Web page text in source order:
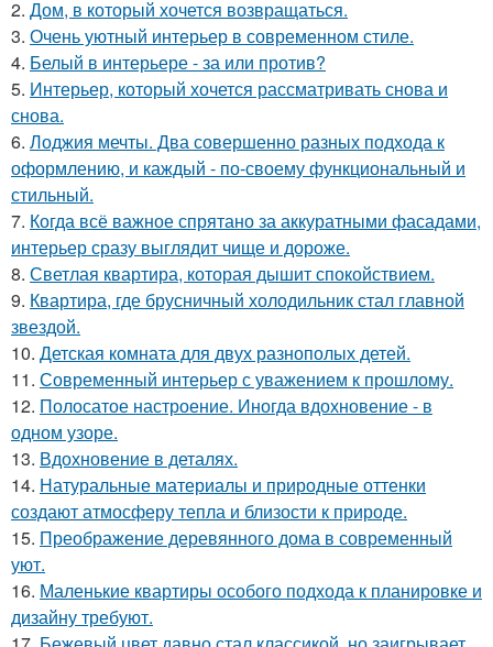
2. Дом, в который хочется возвращаться.
3. Очень уютный интерьер в современном стиле.
4. Белый в интерьере - за или против?
5. Интерьер, который хочется рассматривать снова и
снова.
6. Лоджия мечты. Два совершенно разных подхода к
оформлению, и каждый - по-своему функциональный и
стильный.
7. Когда всё важное спрятано за аккуратными фасадами,
интерьер сразу выглядит чище и дороже.
8. Светлая квартира, которая дышит спокойствием.
9. Квартира, где брусничный холодильник стал главной
звездой.
10. Детская комната для двух разнополых детей.
11. Современный интерьер с уважением к прошлому.
12. Полосатое настроение. Иногда вдохновение - в
одном узоре.
13. Вдохновение в деталях.
14. Натуральные материалы и природные оттенки
создают атмосферу тепла и близости к природе.
15. Преображение деревянного дома в современный
уют.
16. Маленькие квартиры особого подхода к планировке и
дизайну требуют.